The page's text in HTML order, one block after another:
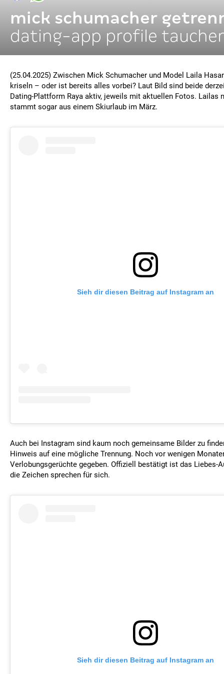
mick schumacher
dating-app profile
(25.04.2025) Zwischen Mick Schumacher und Model Laila
kriseln – oder ist bereits alles vorbei? Laut Bild sind beide
Dating-Plattform Raya aktiv, jeweils mit aktuellen Fotos. Lailas
stammt sogar aus einem Skiurlaub im März.
Sieh dir diesen Beitrag auf Instagram an
Auch bei Instagram sind kaum noch gemeinsame Bilder zu
Hinweis auf eine mögliche Trennung. Noch vor wenigen
Verlobungsgerüchte gegeben. Offiziell bestätigt ist das Liebes-
die Zeichen sprechen für sich.
Sieh dir diesen Beitrag auf Instagram an